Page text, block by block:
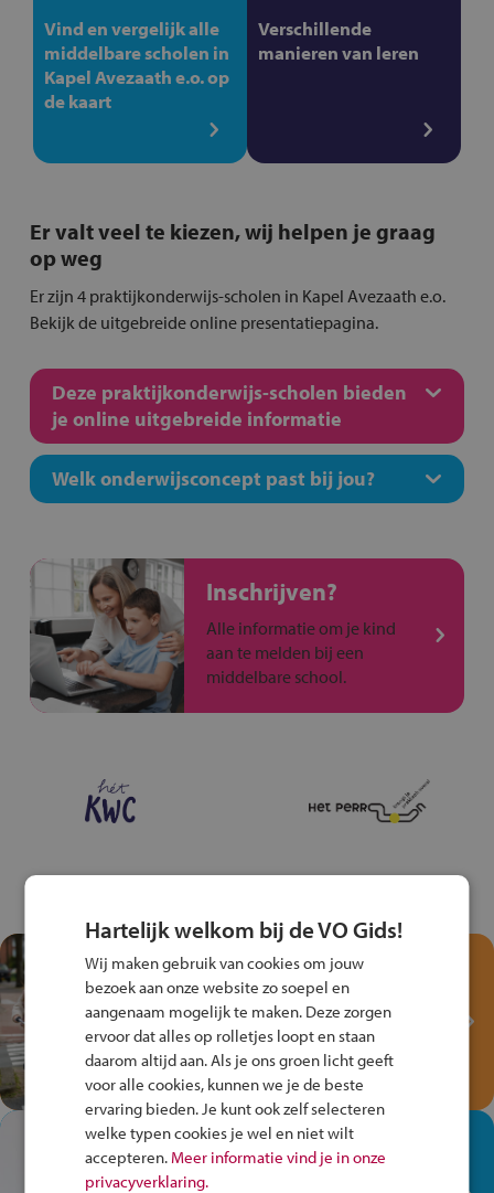
Vind en vergelijk alle
middelbare scholen in
Kapel Avezaath e.o. op
de kaart
Verschillende
manieren van leren
Er valt veel te kiezen, wij helpen je graag
op weg
Er zijn 4 praktijkonderwijs-scholen in Kapel Avezaath e.o.
Bekijk de uitgebreide online presentatiepagina.
Deze praktijkonderwijs-scholen bieden
je online uitgebreide informatie
Welk onderwijsconcept past bij jou?
Inschrijven?
Alle informatie om je kind
aan te melden bij een
middelbare school.
Test je kennis met het
Fiets Veilig
Verkeersspel!
Speel het Fiets Veilig Verkeersspel
en win een Cortina-fiets!
In de winkel ben je op je
plek!
Hartelijk welkom bij de VO Gids!
Wij maken gebruik van cookies om jouw
bezoek aan onze website zo soepel en
aangenaam mogelijk te maken. Deze zorgen
ervoor dat alles op rolletjes loopt en staan
daarom altijd aan. Als je ons groen licht geeft
voor alle cookies, kunnen we je de beste
ervaring bieden. Je kunt ook zelf selecteren
welke typen cookies je wel en niet wilt
accepteren. Meer informatie vind je in onze
privacyverklaring.